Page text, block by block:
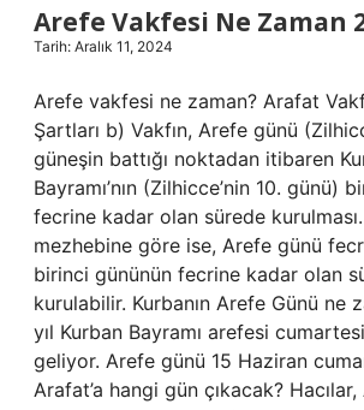
Arefe Vakfesi Ne Zaman
Tarih: Aralık 11, 2024
Arefe vakfesi ne zaman? Arafat
Şartları b) Vakfın, Arefe günü
güneşin battığı noktadan itibaren
Bayramı’nın (Zilhicce’nin 10. günü)
fecrine kadar olan sürede
mezhebine göre ise, Arefe günü
birinci gününün fecrine kadar olan
kurulabilir. Kurbanın Arefe Günü ne
yıl Kurban Bayramı arefesi
geliyor. Arefe günü 15 Haziran
Arafat’a hangi gün çıkacak?